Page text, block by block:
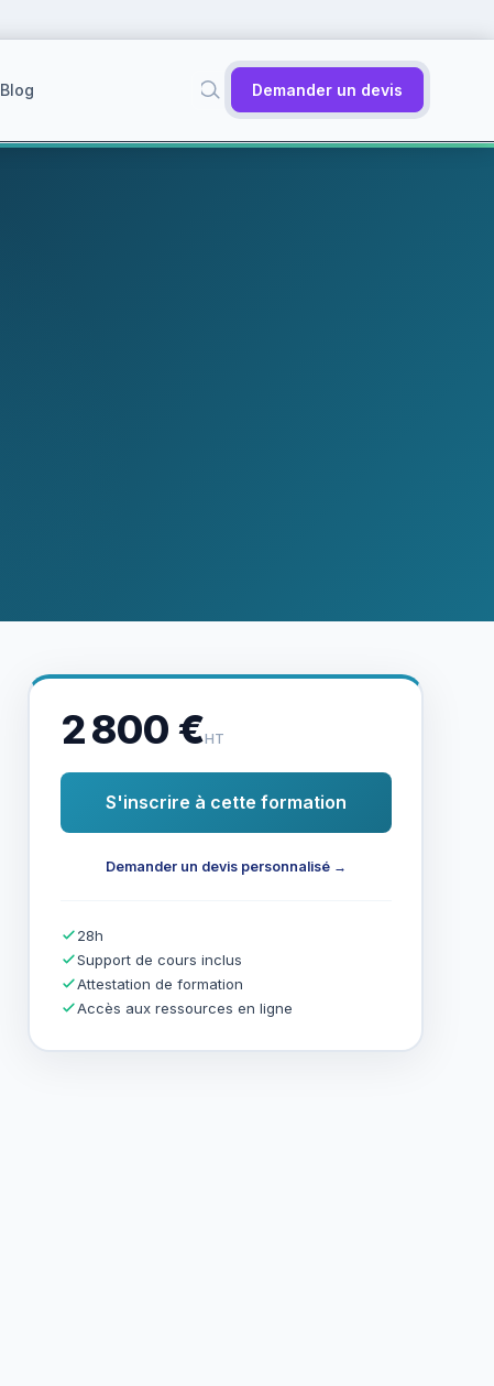
Blog Demander un devis
2 800 €HT
S'inscrire à cette formation
Demander un devis personnalisé →
28h
Support de cours inclus
Attestation de formation
Accès aux ressources en ligne